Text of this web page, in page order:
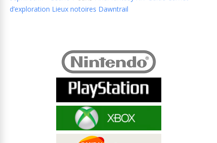
d’exploration Lieux notoires Dawntrail